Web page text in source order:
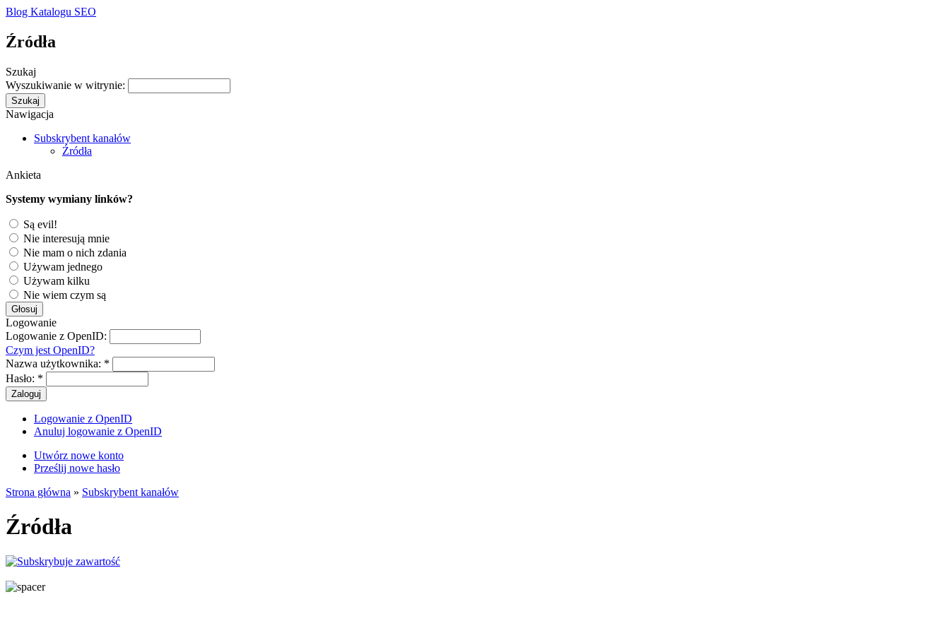
Blog Katalogu SEO
Źródła
Szukaj
Wyszukiwanie w witrynie:
Nawigacja
Subskrybent kanałów
Źródła
Ankieta
Systemy wymiany linków?
Są evil!
Nie interesują mnie
Nie mam o nich zdania
Używam jednego
Używam kilku
Nie wiem czym są
Logowanie
Logowanie z OpenID:
Czym jest OpenID?
Nazwa użytkownika: *
Hasło: *
Logowanie z OpenID
Anuluj logowanie z OpenID
Utwórz nowe konto
Prześlij nowe hasło
Strona główna » Subskrybent kanałów
Źródła